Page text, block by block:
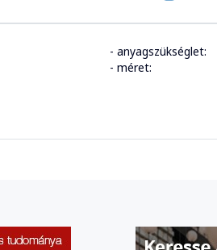
- anyagszükséglet:
- méret: